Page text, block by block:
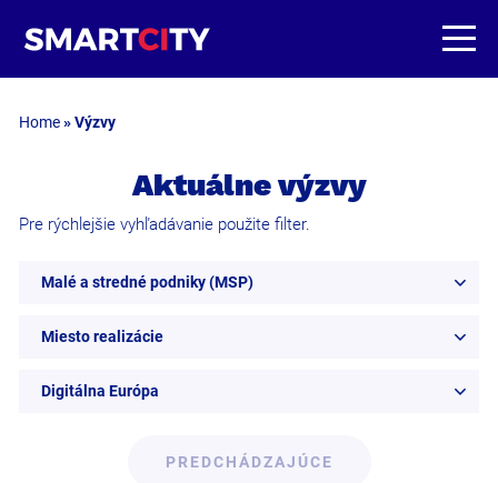
Home»Výzvy
Aktuálne výzvy
Pre rýchlejšie vyhľadávanie použite filter.
Malé a stredné podniky (MSP)
Miesto realizácie
Digitálna Európa
PREDCHÁDZAJÚCE